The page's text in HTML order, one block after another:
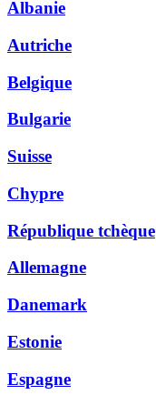
Albanie
Autriche
Belgique
Bulgarie
Suisse
Chypre
République tchèque
Allemagne
Danemark
Estonie
Espagne